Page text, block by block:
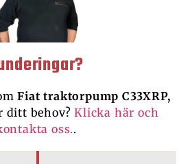
Fiat traktorpump C33XRP,
ditt behov?Klicka här och
oss..